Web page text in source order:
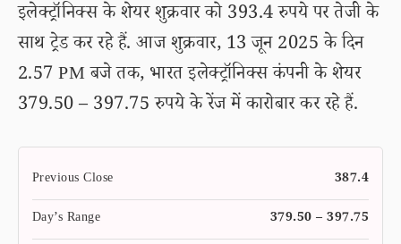
इलेक्ट्रॉनिक्स के शेयर शुक्रवार को 393.4 रुपये पर तेजी के
साथ ट्रेड कर रहे हैं. आज शुक्रवार, 13 जून 2025 के दिन
2.57 PM बजे तक, भारत इलेक्ट्रॉनिक्स कंपनी के शेयर
379.50 – 397.75 रुपये के रेंज में कारोबार कर रहे हैं.
Previous Close
387.4
Day’s Range
379.50 – 397.75